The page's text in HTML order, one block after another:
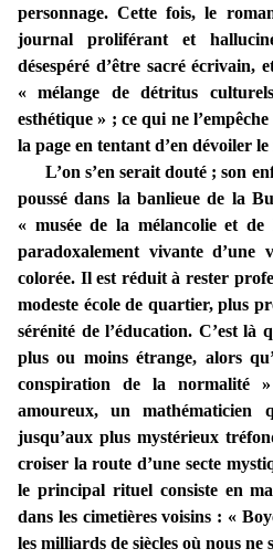
personnage. Cette fois, le
journal proliférant et
désespéré d’être sacré écrivain,
« mélange de détritus
esthétique » ; ce qui ne
la page en tentant d’en dévoiler
L’on s’en serait douté ; son
poussé dans la banlieue de la
« musée de la mélancolie et
paradoxalement vivante d’une
colorée. Il est réduit à rester
modeste école de quartier, plus
sérénité de l’éducation. C’est là
plus ou moins étrange, alors
conspiration de la
amoureux, un mathématicien
jusqu’aux plus mystérieux
croiser la route d’une secte
le principal rituel consiste en
dans les cimetières voisins : «
les milliards de siècles où nous ne